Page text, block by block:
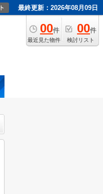
最終更新：2026年08月09日
00件
最近見た物件
00件
検討リスト